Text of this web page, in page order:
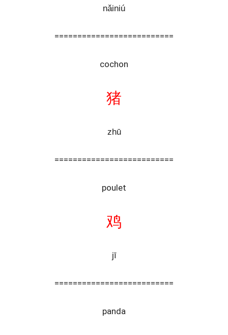
nǎiniú
==========================
cochon
猪
zhū
==========================
poulet
鸡
jī
==========================
panda